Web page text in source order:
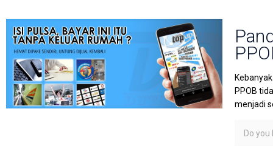
PPOB
menjadi
Do you